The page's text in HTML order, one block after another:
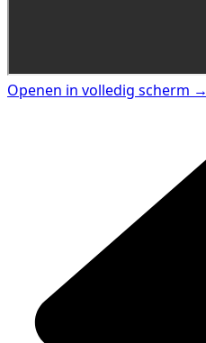
Openen in volledig scherm →